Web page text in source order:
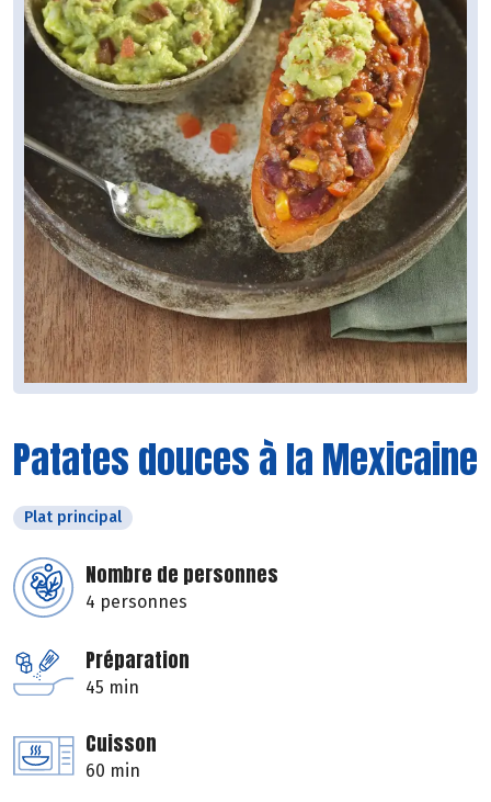
Patates douces à la Mexicaine
Plat principal
Nombre de personnes
4 personnes
Préparation
45 min
Cuisson
60 min